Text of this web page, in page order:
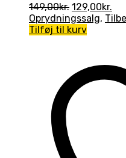
149,00kr. Den
oprindelige
pris
129,00kr.
Oprydningssalg,
Tilføj til kurv